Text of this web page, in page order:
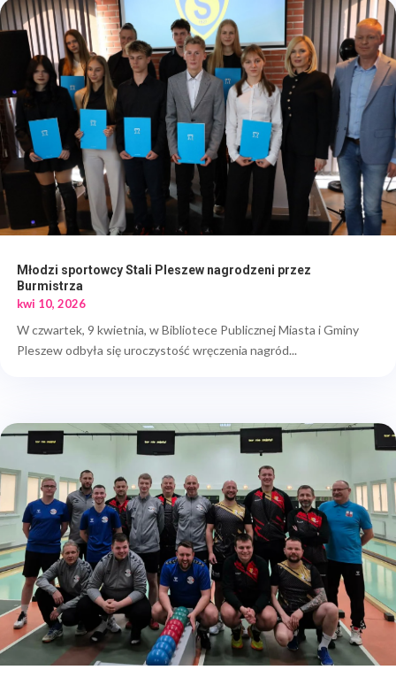
Młodzi sportowcy Stali Pleszew nagrodzeni przez
Burmistrza
kwi 10, 2026
W czwartek, 9 kwietnia, w Bibliotece Publicznej Miasta i Gminy
Pleszew odbyła się uroczystość wręczenia nagród...